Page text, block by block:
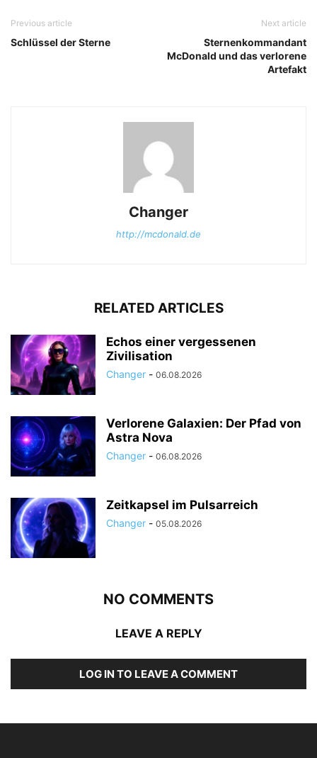
Previous article
Schlüssel der Sterne
Next article
Sternenkommandant
McDonald und das verlorene
Artefakt
Changer
http://mcdonald.de
RELATED ARTICLES
Echos einer vergessenen
Zivilisation
Changer - 06.08.2026
Verlorene Galaxien: Der Pfad von
Astra Nova
Changer - 06.08.2026
Zeitkapsel im Pulsarreich
Changer - 05.08.2026
NO COMMENTS
LEAVE A REPLY
LOG IN TO LEAVE A COMMENT